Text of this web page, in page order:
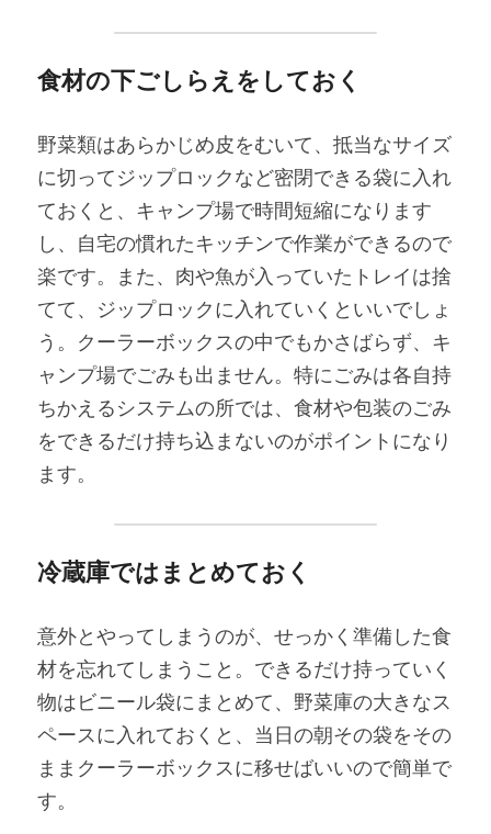
食材の下ごしらえをしておく
野菜類はあらかじめ皮をむいて、抵当なサイズ
に切ってジップロックなど密閉できる袋に入れ
ておくと、キャンプ場で時間短縮になります
し、自宅の慣れたキッチンで作業ができるので
楽です。また、肉や魚が入っていたトレイは捨
てて、ジップロックに入れていくといいでしょ
う。クーラーボックスの中でもかさばらず、キ
ャンプ場でごみも出ません。特にごみは各自持
ちかえるシステムの所では、食材や包装のごみ
をできるだけ持ち込まないのがポイントになり
ます。
冷蔵庫ではまとめておく
意外とやってしまうのが、せっかく準備した食
材を忘れてしまうこと。できるだけ持っていく
物はビニール袋にまとめて、野菜庫の大きなス
ペースに入れておくと、当日の朝その袋をその
ままクーラーボックスに移せばいいので簡単で
す。